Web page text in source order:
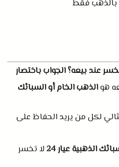
بالذهب فقط
عند بيعه؟ الجواب باختصار
هوالذهب الخام أو السبائك
لكل من يريد الحفاظ على
الذهبية عيار24لا تخسر